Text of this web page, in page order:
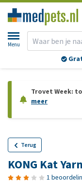
Menu
Trovet Week:
meer
Terug
KONG Kat
1